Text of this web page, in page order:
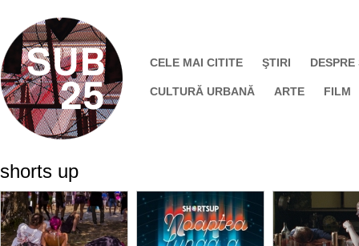
CELE MAI CITITE ŞTIRI DESPRE
CULTURĂ URBANĂ ARTE FILM
shorts up